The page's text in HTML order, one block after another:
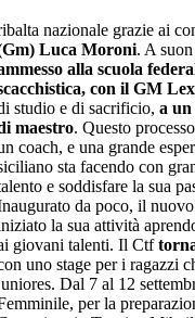
nazionale grazie ai
Luca Moroni. A
alla scuola
con il GM
studio e di sacrificio,a un
maestro. Questo
coach, e una grande
sta facendo con
e soddisfare la sua
da poco, il
la sua attività
giovani talenti. Il Ctf
uno stage per i ragazzi
Dal 7 al 12
per la